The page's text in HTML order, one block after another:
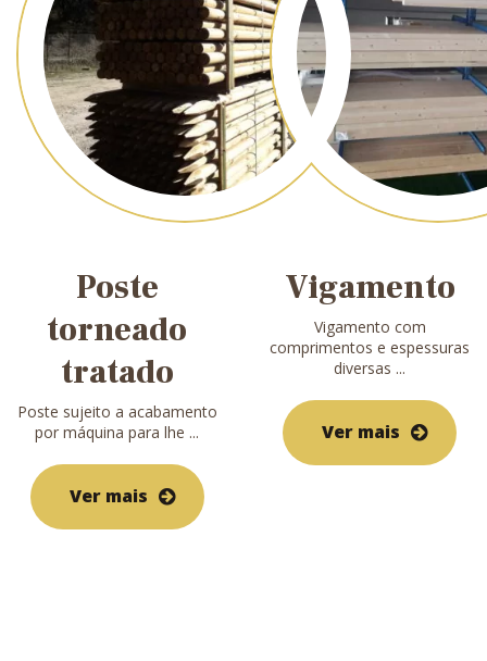
Poste
torneado
tratado
Poste sujeito a acabamento
por máquina para lhe ...
Ver mais
Vigamento
Vigamento com
comprimentos e espessuras
diversas ...
Ver mais